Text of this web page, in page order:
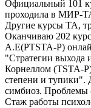
Официальный 101
проходила в МИР-
Другие курсы ТА,
Оканчиваю 202
А.Е(PTSTA-Р)
"Стратегии выхода
Корнеллом (TSTA-
степени и тупики".
симбиоз. Проблемы
Стаж работы